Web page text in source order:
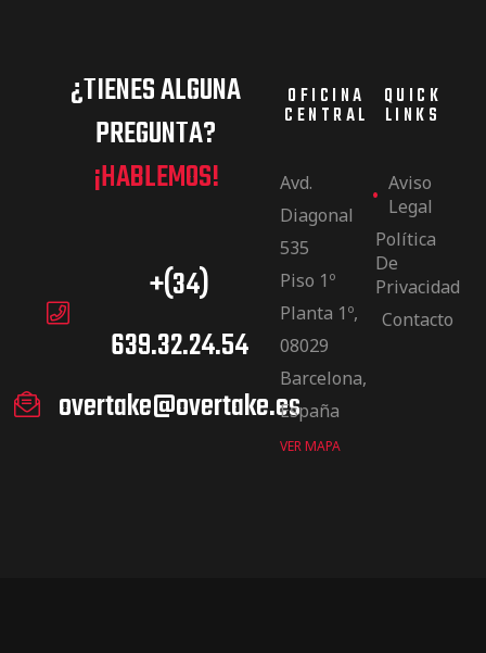
¿TIENES ALGUNA
PREGUNTA?
¡HABLEMOS!
+(34)
639.32.24.54
overtake@overtake.es
OFICINA
CENTRAL
Avd.
Diagonal
535
Piso 1º
Planta 1º,
08029
Barcelona,
España
VER MAPA
QUICK
LINKS
Aviso
Legal
Política
De
Privacidad
Contacto